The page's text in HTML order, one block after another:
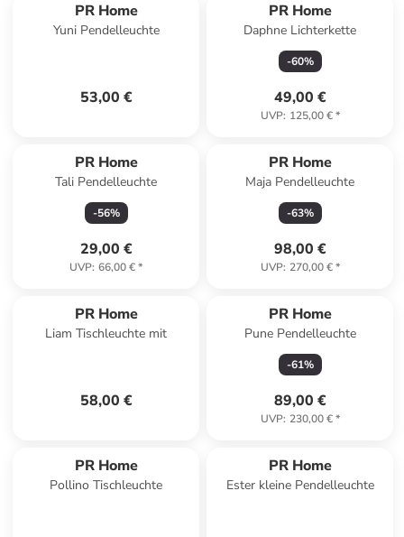
PR Home
Yuni Pendelleuchte
53,00 €
PR Home
Daphne Lichterkette
-60%
49,00 €
UVP: 125,00 €*
PR Home
Tali Pendelleuchte
-56%
29,00 €
UVP: 66,00 €*
PR Home
Maja Pendelleuchte
-63%
98,00 €
UVP: 270,00 €*
PR Home
Liam Tischleuchte mit
58,00 €
PR Home
Pune Pendelleuchte
-61%
89,00 €
UVP: 230,00 €*
PR Home
Pollino Tischleuchte
PR Home
Ester kleine Pendelleuchte